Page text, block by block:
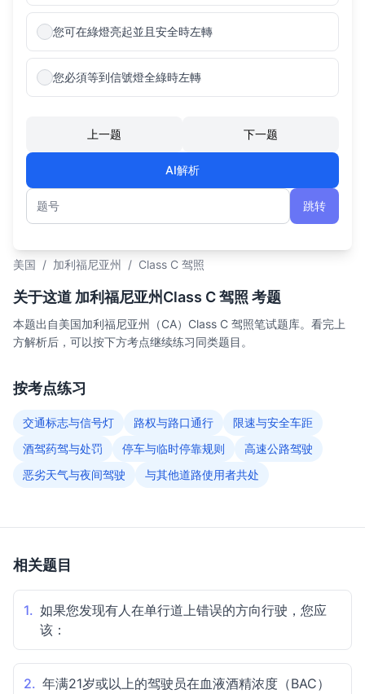
您可在綠燈亮起並且安全時左轉
您必須等到信號燈全綠時左轉
上一题 下一题
AI解析
题号
跳转
美国 / 加利福尼亚州 / Class C 驾照
关于这道 加利福尼亚州Class C 驾照 考题
本题出自美国加利福尼亚州（CA）Class C 驾照笔试题库。看完上
方解析后，可以按下方考点继续练习同类题目。
按考点练习
交通标志与信号灯 路权与路口通行
限速与安全车距
酒驾药驾与处罚
停车与临时停靠规则
高速公路驾驶
恶劣天气与夜间驾驶
与其他道路使用者共处
相关题目
1. 如果您发现有人在单行道上错误的方向行驶，您应
该：
2. 年满21岁或以上的驾驶员在血液酒精浓度（BAC）